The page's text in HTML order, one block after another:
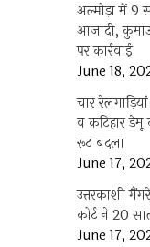
अल्मोड़ा में 9
आजादी,
पर कार्रवाई
June 18,
चार
व कटिहार
रूट बदला
June 17,
उत्तरकाशी
कोर्ट ने 20
June 17,